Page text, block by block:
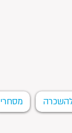
מסחרי